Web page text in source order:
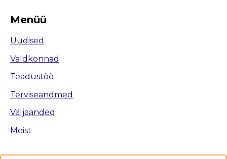
Menüü
Uudised
Valdkonnad
Teadustöö
Terviseandmed
Väljaanded
Meist